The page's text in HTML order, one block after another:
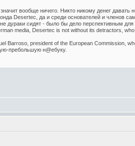
вообще ничего. Никто никому денег давать
Desertec, да и среди основателей и членов
дураки сидят - было бы дело перспективным для
media, Desertec is not without its detractors,
Barroso, president of the European Commission,
пребольшую н@ебуку.